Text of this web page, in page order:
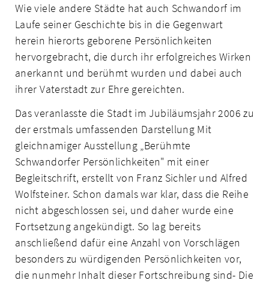
Wie viele andere Städte hat auch Schwandorf im
Laufe seiner Geschichte bis in die Gegenwart
herein hierorts geborene Persönlichkeiten
hervorgebracht, die durch ihr erfolgreiches Wirken
anerkannt und berühmt wurden und dabei auch
ihrer Vaterstadt zur Ehre gereichten.
Das veranlasste die Stadt im Jubiläumsjahr 2006 zu
der erstmals umfassenden Darstellung Mit
gleichnamiger Ausstellung „Berühmte
Schwandorfer Persönlichkeiten" mit einer
Begleitschrift, erstellt von Franz Sichler und Alfred
Wolfsteiner. Schon damals war klar, dass die Reihe
nicht abgeschlossen sei, und daher wurde eine
Fortsetzung angekündigt. So lag bereits
anschließend dafür eine Anzahl von Vorschlägen
besonders zu würdigenden Persönlichkeiten vor,
die nunmehr Inhalt dieser Fortschreibung sind- Die